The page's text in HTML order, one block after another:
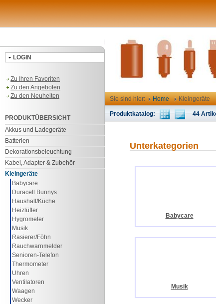
LOGIN
Zu Ihren Favoriten
Zu den Angeboten
Zu den Neuheiten
PRODUKTÜBERSICHT
Akkus und Ladegeräte
Batterien
Dekorationsbeleuchtung
Kabel, Adapter & Zubehör
Kleingeräte
Babycare
Duracell Bunnys
Haushalt/Küche
Heizlüfter
Hygrometer
Musik
Rasierer/Föhn
Rauchwarnmelder
Senioren-Telefon
Thermometer
Uhren
Ventilatoren
Waagen
Wecker
Sie sind hier: Home Kleingeräte
Produktkatalog: 44
Unterkategorien
Babycare
Musik